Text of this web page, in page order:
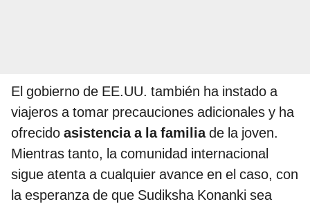
El gobierno de EE.UU. también ha instado a
viajeros a tomar precauciones adicionales y ha
ofrecido asistencia a la familiade la joven.
Mientras tanto, la comunidad internacional
sigue atenta a cualquier avance en el caso, con
la esperanza de que Sudiksha Konanki sea